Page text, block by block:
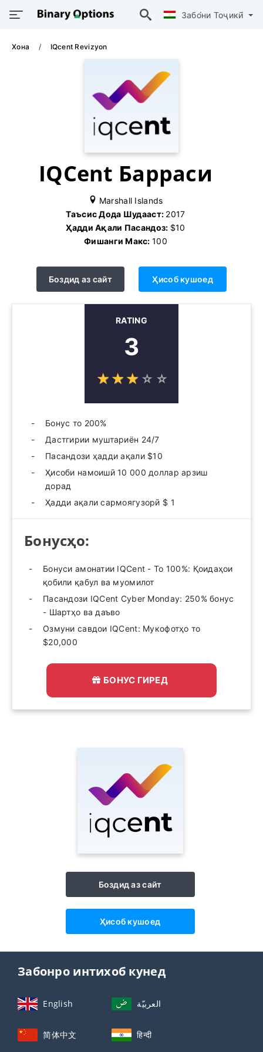
Забо́ни Тоҷикӣ́
Хона IQcent Revizyon
IQCent Барраси
Marshall Islands
Таъсис Дода Шудааст: 2017
Ҳадди Ақали Пасандоз: $10
Фишанги Макс:100
Боздид аз сайт Ҳисоб кушоед
RATING
3
☆☆☆ ☆ ☆
★★★ ★ ★
Бонус то 200%
Дастгирии муштариён 24/7
Пасандози ҳадди ақали $10
Ҳисоби намоишӣ 10 000 доллар арзиш
дорад
Ҳадди ақали сармоягузорӣ $ 1
Бонусҳо:
Бонуси амонатии IQCent - То 100%: Қоидаҳои
қобили қабул ва муомилот
Пасандози IQCent Cyber ​​Monday: 250% бонус
- Шартҳо ва даъво
Озмуни савдои IQCent: Мукофотҳо то
$20,000
БОНУС ГИРЕД
Боздид аз сайт
Ҳисоб кушоед
Забонро интихоб кунед
English العربيّة
简体中文 हिन्दी